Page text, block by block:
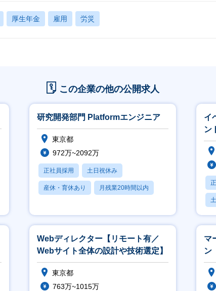
厚生年金 雇用 労災
この企業の他の公開求人
研究開発部門 Platformエンジニア
東京都
972万~2092万
正社員採用 土日祝休み
産休・育休あり 月残業20時間以内
イ
ン
Webディレクター【リモート有／
Webサイト全体の設計や技術選定】
東京都
763万~1015万
マ
ン